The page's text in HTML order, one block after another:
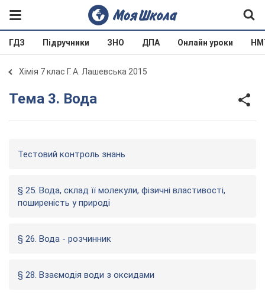
ГДЗ Підручники ЗНО ДПА Онлайн уроки
Хімія 7 клас Г. А. Лашевська 2015
Тема 3. Вода
Тестовий контроль знань
§ 25. Вода, склад її молекули, фізичні властивості,
поширеність у природі
§ 26. Вода - розчинник
§ 28. Взаємодія води з оксидами